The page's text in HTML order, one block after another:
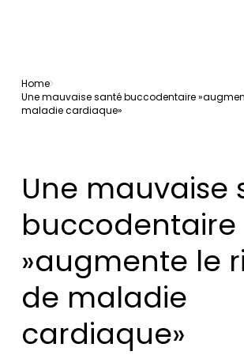
Home
Une mauvaise santé buccodentaire
maladie cardiaque»
Une mauvaise
buccodentaire
»augmente le
de maladie
cardiaque»